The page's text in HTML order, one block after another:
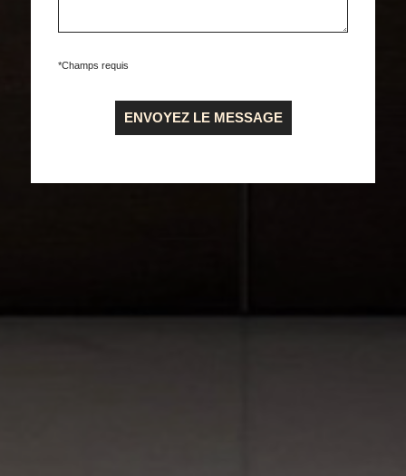
*Champs requis